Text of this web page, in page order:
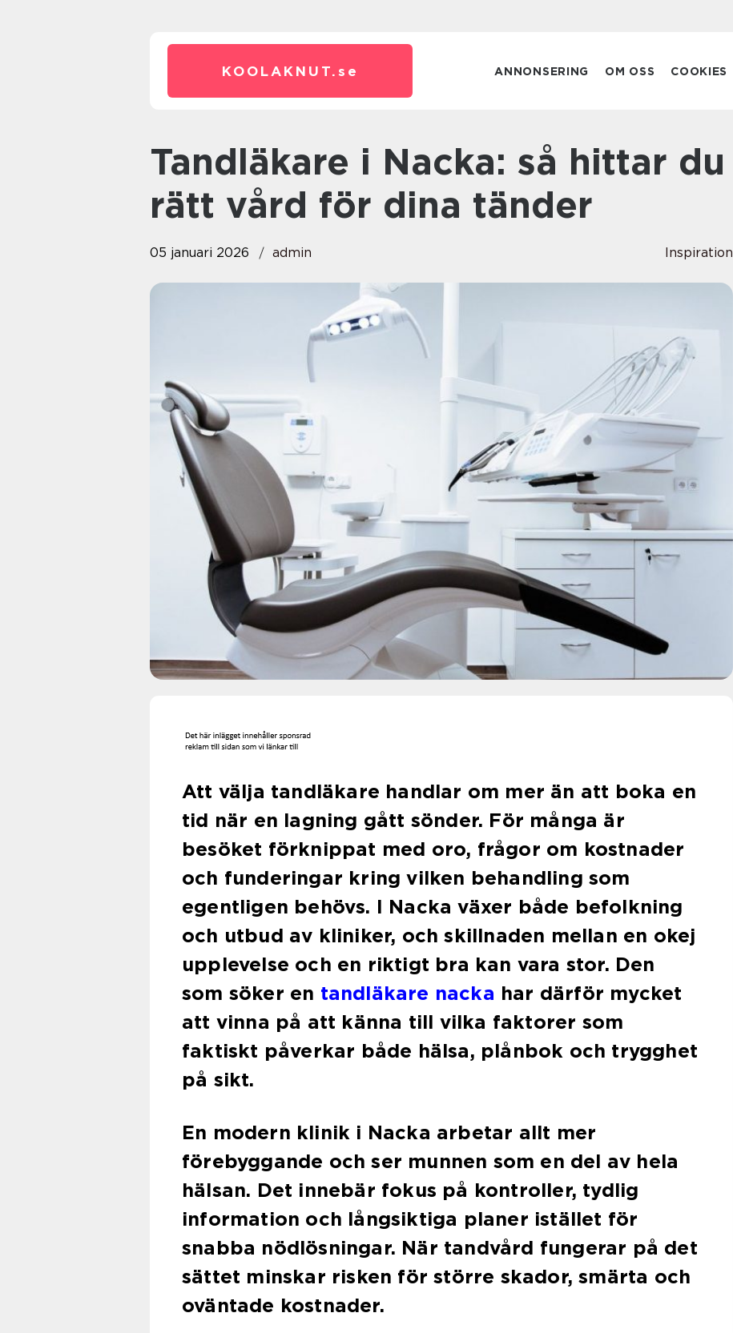
KOOLAKNUT. se ANNONSERING OM OSS COOKIES
Tandläkare i Nacka: så hittar du
rätt vård för dina tänder
05 januari 2026 admin Inspiration
Att välja tandläkare handlar om mer än att boka en
tid när en lagning gått sönder. För många är
besöket förknippat med oro, frågor om kostnader
och funderingar kring vilken behandling som
egentligen behövs. I Nacka växer både befolkning
och utbud av kliniker, och skillnaden mellan en okej
upplevelse och en riktigt bra kan vara stor. Den
som söker en tandläkare nacka har därför mycket
att vinna på att känna till vilka faktorer som
faktiskt påverkar både hälsa, plånbok och trygghet
på sikt.
En modern klinik i Nacka arbetar allt mer
förebyggande och ser munnen som en del av hela
hälsan. Det innebär fokus på kontroller, tydlig
information och långsiktiga planer istället för
snabba nödlösningar. När tandvård fungerar på det
sättet minskar risken för större skador, smärta och
oväntade kostnader.